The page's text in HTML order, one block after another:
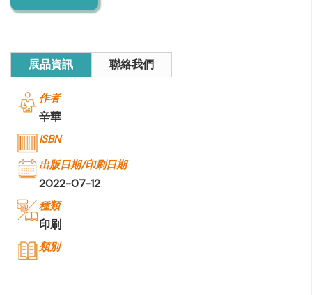
展品資訊 聯絡我們
作者
辛華
ISBN
出版日期/印刷日期
2022-07-12
種類
印刷
類別